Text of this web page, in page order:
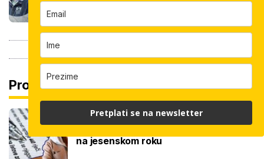
Pročitaj još
Ove lektire maturanti se najviše boje,
a samo je jednom bila tema eseja i to
na jesenskom roku
Pretplati se na newsletter